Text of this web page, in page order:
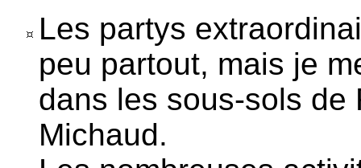
Les partys
peu partout, mais je
dans les sous-sols de
Michaud.